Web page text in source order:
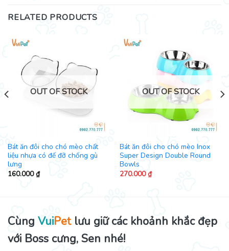
RELATED PRODUCTS
OUT OF STOCK
Bát ăn đôi cho chó mèo chất
liệu nhựa có đế đỡ chống gù
lưng
160.000₫
OUT OF STOCK
Bát ăn đôi cho chó mèo Inox
Super Design Double Round
Bowls
270.000₫
Cùng VuiPetlưu giữ các khoảnh khắc đẹp
với Boss cưng, Sen nhé!